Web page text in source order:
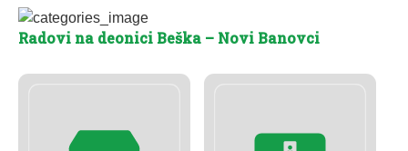
Radovi na deonici Beška – Novi Banovci